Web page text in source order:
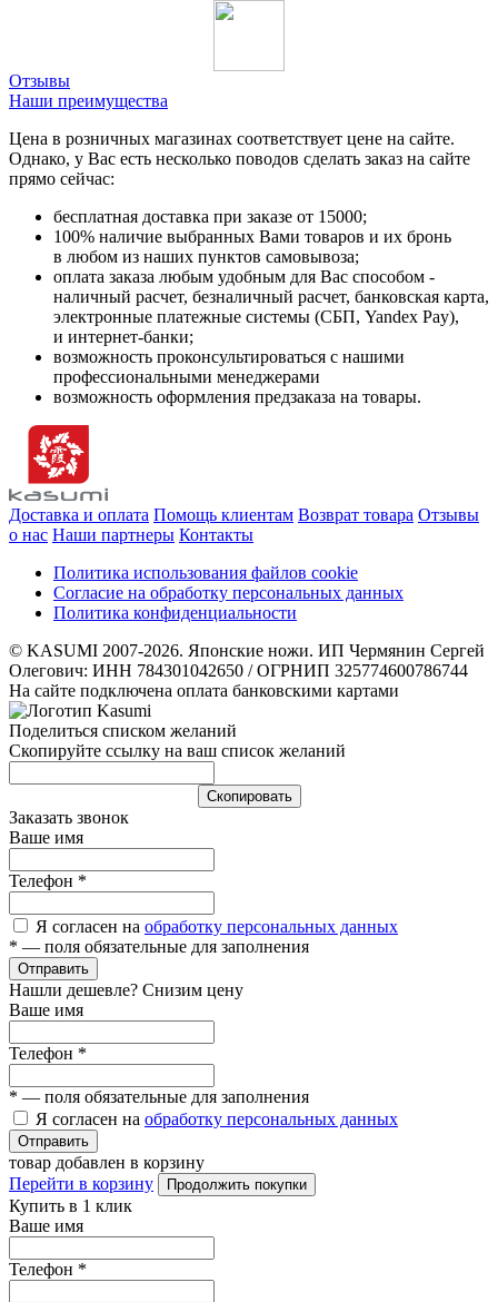
Отзывы
Наши преимущества
Цена в розничных магазинах соответствует цене на сайте.
Однако, у Вас есть несколько поводов сделать заказ на сайте
прямо сейчас:
бесплатная доставка при заказе от 15000;
100% наличие выбранных Вами товаров и их бронь
в любом из наших пунктов самовывоза;
оплата заказа любым удобным для Вас способом -
наличный расчет, безналичный расчет, банковская карта,
электронные платежные системы (СБП, Yandex Pay),
и интернет-банки;
возможность проконсультироваться с нашими
профессиональными менеджерами
возможность оформления предзаказа на товары.
Доставка и оплата Помощь клиентам Возврат товара Отзывы
о нас Наши партнеры Контакты
Политика использования файлов cookie
Согласие на обработку персональных данных
Политика конфиденциальности
© KASUMI 2007-2026. Японские ножи. ИП Чермянин Сергей
Олегович: ИНН 784301042650 / ОГРНИП 325774600786744
На сайте подключена оплата банковскими картами
Поделиться списком желаний
Скопируйте ссылку на ваш список желаний
Cкопировать
Заказать звонок
Ваше имя
Телефон *
Я согласен на обработку персональных данных
* — поля обязательные для заполнения
Отправить
Нашли дешевле? Снизим цену
Ваше имя
Телефон *
* — поля обязательные для заполнения
Я согласен на обработку персональных данных
Отправить
товар добавлен в корзину
Перейти в корзину
Продолжить покупки
Купить в 1 клик
Ваше имя
Телефон *